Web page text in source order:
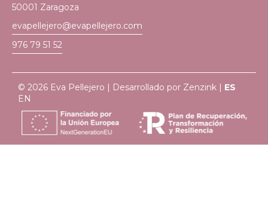
50001 Zaragoza
evapellejero@evapellejero.com
976 79 51 52
© 2026 Eva Pellejero | Desarrollado por Zenzink | ES
EN